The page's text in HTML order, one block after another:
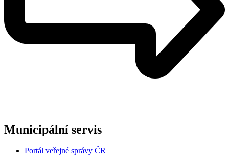
Municipální servis
Portál veřejné správy ČR